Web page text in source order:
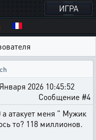
ИГРА
2026 10:45:52
Сообщение #4
а атакует меня " Мужик
то? 118 миллионов.